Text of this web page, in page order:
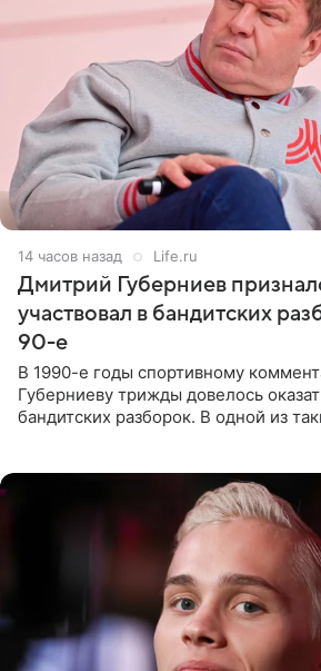
14 часов назад Life.ru
Дмитрий Губерниев
участвовал в бандитских
90-е
В 1990-е годы спортивному
Губерниеву трижды довелось
бандитских разборок. В одной из